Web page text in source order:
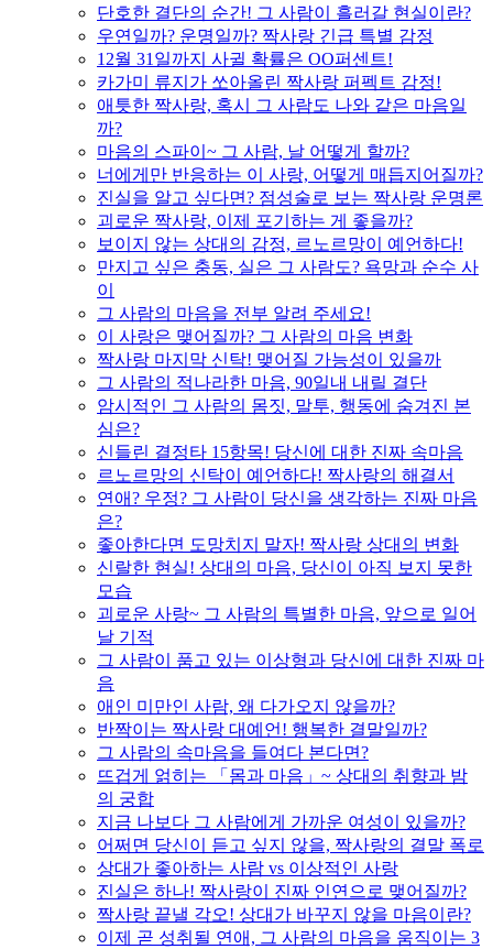
단호한 결단의 순간! 그 사람이 흘러갈 현실이란?
우연일까? 운명일까? 짝사랑 긴급 특별 감정
12월 31일까지 사귈 확률은 OO퍼센트!
카가미 류지가 쏘아올린 짝사랑 퍼펙트 감정!
애틋한 짝사랑, 혹시 그 사람도 나와 같은 마음일
까?
마음의 스파이~ 그 사람, 날 어떻게 할까?
너에게만 반응하는 이 사랑, 어떻게 매듭지어질까?
진실을 알고 싶다면? 점성술로 보는 짝사랑 운명론
괴로운 짝사랑, 이제 포기하는 게 좋을까?
보이지 않는 상대의 감정, 르노르망이 예언하다!
만지고 싶은 충동, 실은 그 사람도? 욕망과 순수 사
이
그 사람의 마음을 전부 알려 주세요!
이 사랑은 맺어질까? 그 사람의 마음 변화
짝사랑 마지막 신탁! 맺어질 가능성이 있을까
그 사람의 적나라한 마음, 90일내 내릴 결단
암시적인 그 사람의 몸짓, 말투, 행동에 숨겨진 본
심은?
신들린 결정타 15항목! 당신에 대한 진짜 속마음
르노르망의 신탁이 예언하다! 짝사랑의 해결서
연애? 우정? 그 사람이 당신을 생각하는 진짜 마음
은?
좋아한다면 도망치지 말자! 짝사랑 상대의 변화
신랄한 현실! 상대의 마음, 당신이 아직 보지 못한
모습
괴로운 사랑~ 그 사람의 특별한 마음, 앞으로 일어
날 기적
그 사람이 품고 있는 이상형과 당신에 대한 진짜 마
음
애인 미만인 사람, 왜 다가오지 않을까?
반짝이는 짝사랑 대예언! 행복한 결말일까?
그 사람의 속마음을 들여다 본다면?
뜨겁게 얽히는 「몸과 마음」~ 상대의 취향과 밤
의 궁합
지금 나보다 그 사람에게 가까운 여성이 있을까?
어쩌면 당신이 듣고 싶지 않을, 짝사랑의 결말 폭로
상대가 좋아하는 사람 vs 이상적인 사랑
진실은 하나! 짝사랑이 진짜 인연으로 맺어질까?
짝사랑 끝낼 각오! 상대가 바꾸지 않을 마음이란?
이제 곧 성취될 연애, 그 사람의 마음을 움직이는 3